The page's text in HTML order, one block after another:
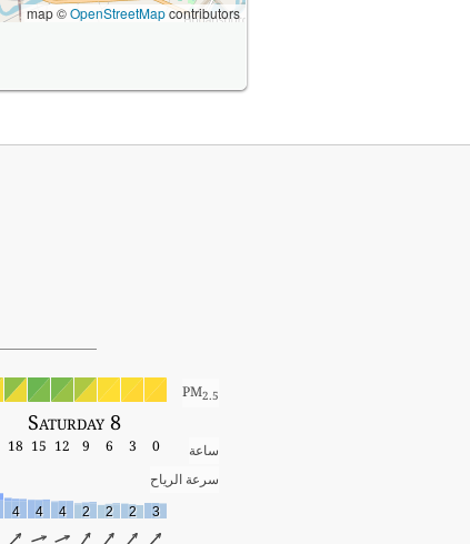
map ©OpenStreetMapcontributors
PM2.5
Saturday 8
ساعة 0
3
6
9
12
15
18
سرعة الرياح
3
2
2
2
4
4
4